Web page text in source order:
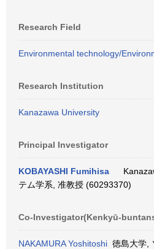
Research Field
Environmental technology/
Research Institution
Kanazawa University
Principal Investigator
KOBAYASHI Fumihisa
テム学系, 准教授 (60293370)
Co-Investigator(Kenkyū-
NAKAMURA Yoshitoshi 徳島大学,